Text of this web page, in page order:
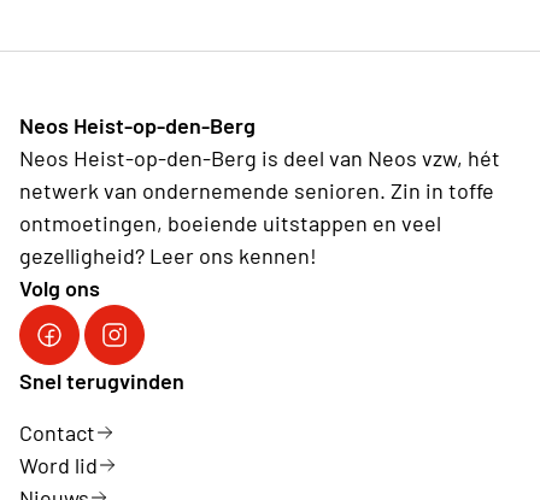
Neos Heist-op-den-Berg
Neos Heist-op-den-Berg is deel van Neos vzw, hét
netwerk van ondernemende senioren. Zin in toffe
ontmoetingen, boeiende uitstappen en veel
gezelligheid? Leer ons kennen!
Volg ons
Volg ons op Facebook
Volg ons op Instagram
Snel terugvinden
Contact
Word lid